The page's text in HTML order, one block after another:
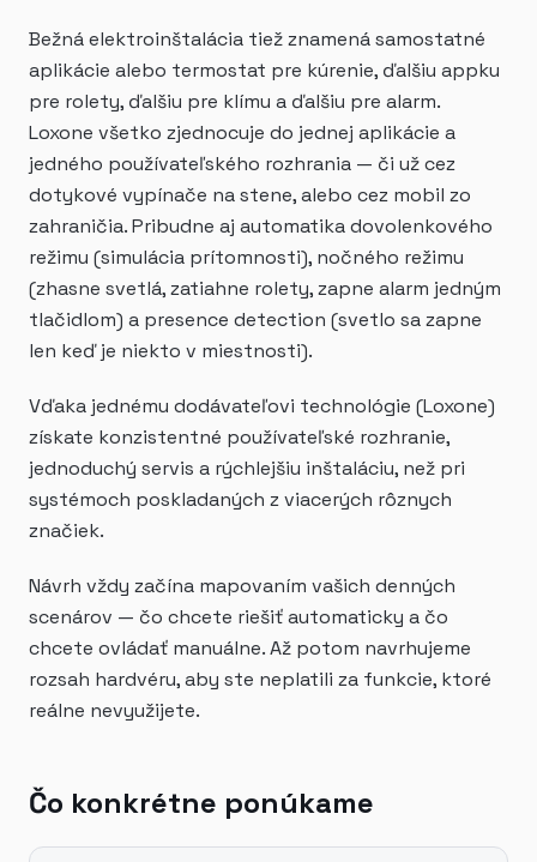
Bežná elektroinštalácia tiež znamená samostatné
aplikácie alebo termostat pre kúrenie, ďalšiu appku
pre rolety, ďalšiu pre klímu a ďalšiu pre alarm.
Loxone všetko zjednocuje do jednej aplikácie a
jedného používateľského rozhrania — či už cez
dotykové vypínače na stene, alebo cez mobil zo
zahraničia. Pribudne aj automatika dovolenkového
režimu (simulácia prítomnosti), nočného režimu
(zhasne svetlá, zatiahne rolety, zapne alarm jedným
tlačidlom) a presence detection (svetlo sa zapne
len keď je niekto v miestnosti).
Vďaka jednému dodávateľovi technológie (Loxone)
získate konzistentné používateľské rozhranie,
jednoduchý servis a rýchlejšiu inštaláciu, než pri
systémoch poskladaných z viacerých rôznych
značiek.
Návrh vždy začína mapovaním vašich denných
scenárov — čo chcete riešiť automaticky a čo
chcete ovládať manuálne. Až potom navrhujeme
rozsah hardvéru, aby ste neplatili za funkcie, ktoré
reálne nevyužijete.
Čo konkrétne ponúkame